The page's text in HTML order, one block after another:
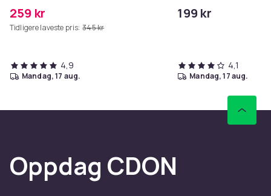
259 kr
Tidligere laveste pris: 345 kr
4,9
mandag, 17 aug.
199 kr
4,1
mandag, 17 aug.
Oppdag CDON